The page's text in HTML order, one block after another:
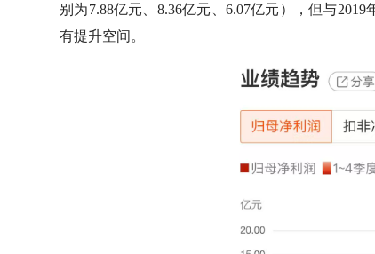
别为7.88亿元、8.36亿元、6.07亿元），但与
有提升空间。